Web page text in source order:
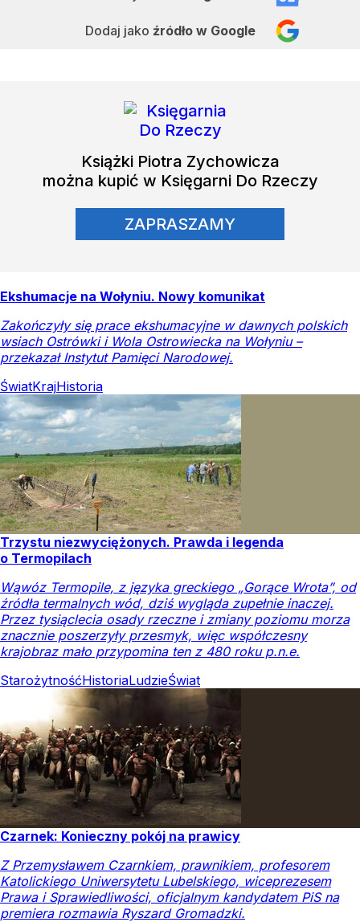
Dodaj jako źródło w Google
Książki Piotra Zychowicza
można kupić w Księgarni Do Rzeczy
ZAPRASZAMY
Ekshumacje na Wołyniu. Nowy komunikat
Zakończyły się prace ekshumacyjne w dawnych polskich
wsiach Ostrówki i Wola Ostrowiecka na Wołyniu –
przekazał Instytut Pamięci Narodowej.
ŚwiatKrajHistoria
Trzystu niezwyciężonych. Prawda i legenda
o Termopilach
Wąwóz Termopile, z języka greckiego „Gorące Wrota”, od
źródła termalnych wód, dziś wygląda zupełnie inaczej.
Przez tysiąclecia osady rzeczne i zmiany poziomu morza
znacznie poszerzyły przesmyk, więc współczesny
krajobraz mało przypomina ten z 480 roku p.n.e.
StarożytnośćHistoriaLudzieŚwiat
Czarnek: Konieczny pokój na prawicy
Z Przemysławem Czarnkiem, prawnikiem, profesorem
Katolickiego Uniwersytetu Lubelskiego, wiceprezesem
Prawa i Sprawiedliwości, oficjalnym kandydatem PiS na
premiera rozmawia Ryszard Gromadzki.